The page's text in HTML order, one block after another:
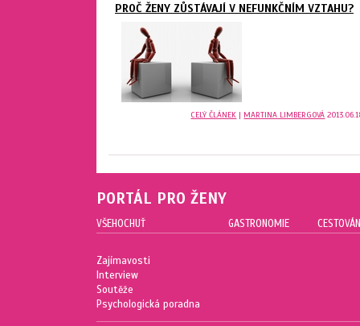
PROČ ŽENY ZŮSTÁVAJÍ V NEFUNKČNÍM VZTAHU?
CELÝ ČLÁNEK | MARTINA LIMBERGOVÁ
PORTÁL PRO ŽENY
VŠEHOCHUŤ
Zajímavosti
Interview
Soutěže
Psychologická poradna
GASTRONOMIE